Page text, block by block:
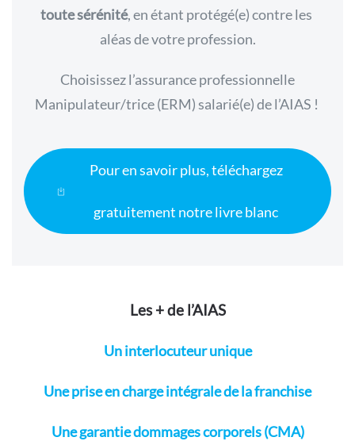
toute sérénité, en étant protégé(e) contre les
aléas de votre profession.
Choisissez l’assurance professionnelle
Manipulateur/trice (ERM) salarié(e) de l’AIAS !
Pour en savoir plus, téléchargez
gratuitement notre livre blanc
Les + de l’AIAS
Un interlocuteur unique
Une prise en charge intégrale de la franchise
Une garantie dommages corporels (CMA)